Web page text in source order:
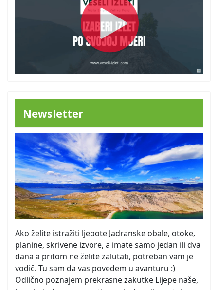
Newsletter
Ako želite istražiti ljepote Jadranske obale, otoke,
planine, skrivene izvore, a imate samo jedan ili dva
dana a pritom ne želite zalutati, potreban vam je
vodič. Tu sam da vas povedem u avanturu :)
Odlično poznajem prekrasne zakutke Lijepe naše,